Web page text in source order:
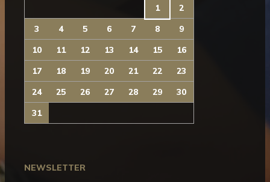
NEWSLETTER
1
2
3
4 5 6 7 8
9
10
11 12 13 14 15
16
17
18 19 20 21 22
23
24
25 26 27 28 29
30
31